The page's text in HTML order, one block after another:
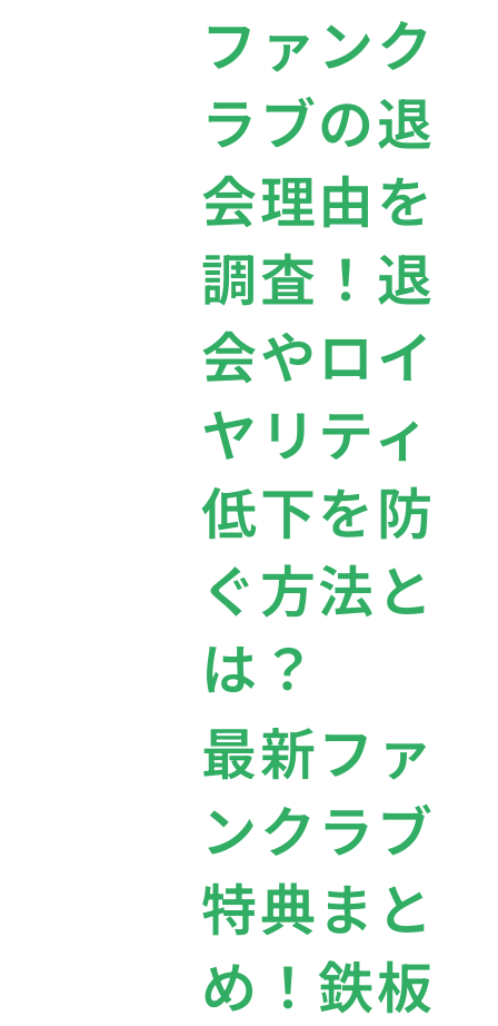
ファンク
ラブの退
会理由を
調査！退
会やロイ
ヤリティ
低下を防
ぐ方法と
は？
最新ファ
ンクラブ
特典まと
め！鉄板